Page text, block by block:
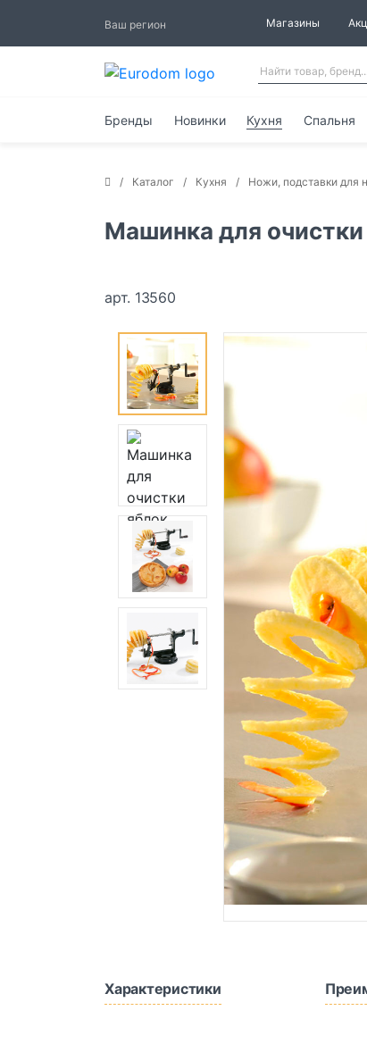
Ваш регион Магазины
Бренды Новинки Кухня Спальня
Каталог Кухня Ножи, подставки для
Машинка для очистки
арт. 13560
Характеристики